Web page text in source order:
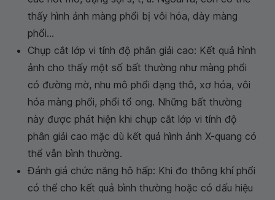
thấy hình ảnh màng phổi bị vôi hóa, dày màng
phổi...
Chụp cắt lớp vi tính độ phân giải cao: Kết quả hình
ảnh cho thấy một số bất thường như màng phổi
có đường mờ, nhu mô phổi dạng thô, xơ hóa, vôi
hóa màng phổi, phổi tổ ong. Những bất thường
này được phát hiện khi chụp cắt lớp vi tính độ
phân giải cao mặc dù kết quả hình ảnh X-quang có
thể vẫn bình thường.
Đánh giá chức năng hô hấp: Khi đo thông khí phổi
có thể cho kết quả bình thường hoặc có dấu hiệu